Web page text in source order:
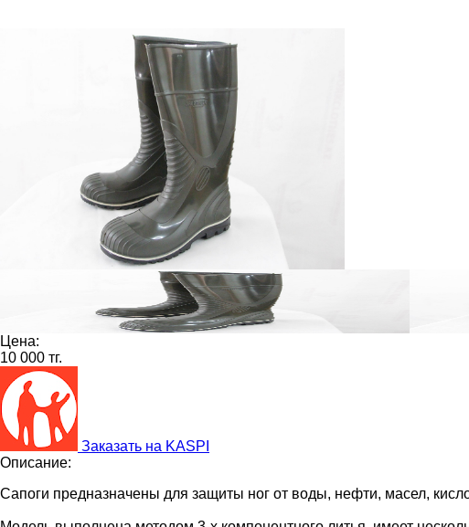
Цена:
10 000 тг.
Заказать на KASPI
Описание:
Сапоги предназначены для защиты ног от воды, нефти, масел,